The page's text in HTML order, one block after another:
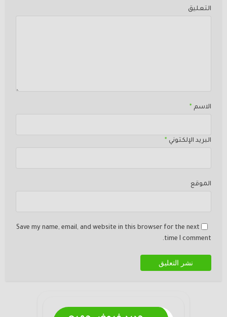
التعليق
الاسم *
البريد الإلكتوني *
الموقع
Save my name, email, and website in this browser for the next
time I comment.